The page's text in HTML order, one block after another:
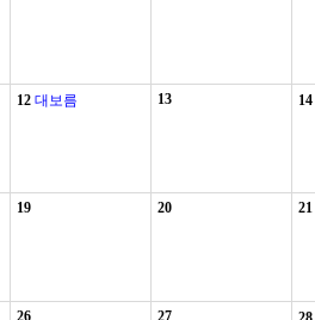
12 대보름 13 14
19 20 21
26 27